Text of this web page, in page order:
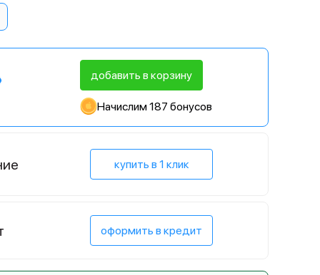
добавить в корзину
Начислим 187 бонусов
купить в 1 клик
оформить в кредит